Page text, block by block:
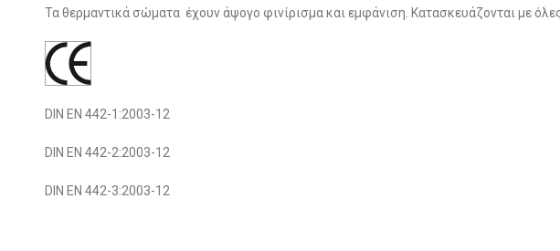
Τα θερμαντικά σώματα έχουν άψογο φινίρισμα και εμφάνιση. Κατασκευάζονται με
DIN EN 442-1:2003-12
DIN EN 442-2:2003-12
DIN EN 442-3:2003-12